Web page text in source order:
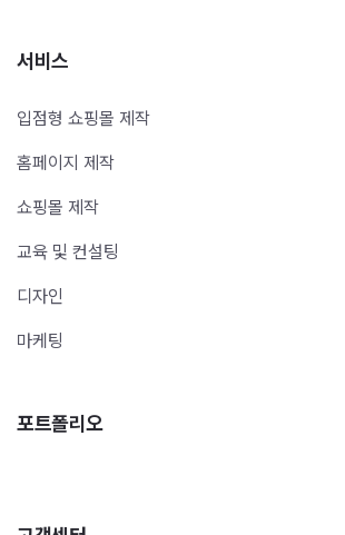
서비스
입점형 쇼핑몰 제작
홈페이지 제작
쇼핑몰 제작
교육 및 컨설팅
디자인
마케팅
포트폴리오